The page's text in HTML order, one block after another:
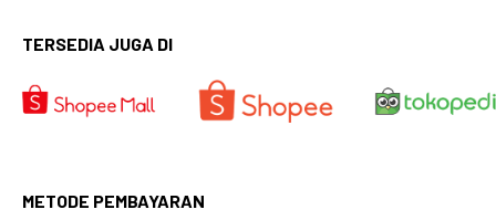
TERSEDIA JUGA DI
METODE PEMBAYARAN